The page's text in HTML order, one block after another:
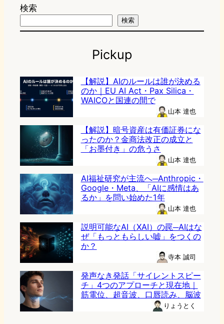
検索
検索
Pickup
【解説】AIのルールは誰が決める
のか｜EU AI Act・Pax Silica・
WAICOと国連の間で
山本 達也
【解説】暗号資産は有価証券にな
ったのか？金商法改正の成立と
「お墨付き」の危うさ
山本 達也
AI福祉研究が主流へ─Anthropic・
Google・Meta、「AIに感情はあ
るか」を問い始めた1年
山本 達也
説明可能なAI（XAI）の罠─AIはな
ぜ「もっともらしい嘘」をつくの
か？
寺本 誠司
発声なき発話「サイレントスピー
チ」4つのアプローチと現在地｜
筋電位、超音波、口唇読み、脳波
りょうとく